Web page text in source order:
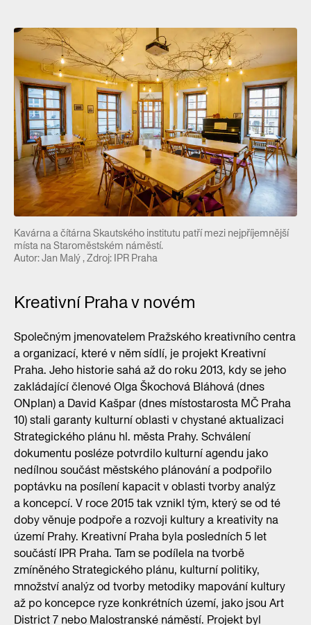
Kavárna a čítárna Skautského institutu patří mezi nejpříjemnější
místa na Staroměstském náměstí.
Autor: Jan Malý , Zdroj: IPR Praha
Kreativní Praha v novém
Společným jmenovatelem Pražského kreativního centra
a organizací, které v něm sídlí, je projekt Kreativní
Praha. Jeho historie sahá až do roku 2013, kdy se jeho
zakládající členové Olga Škochová Bláhová (dnes
ONplan) a David Kašpar (dnes místostarosta MČ Praha
10) stali garanty kulturní oblasti v chystané aktualizaci
Strategického plánu hl. města Prahy. Schválení
dokumentu posléze potvrdilo kulturní agendu jako
nedílnou součást městského plánování a podpořilo
poptávku na posílení kapacit v oblasti tvorby analýz
a koncepcí. V roce 2015 tak vznikl tým, který se od té
doby věnuje podpoře a rozvoji kultury a kreativity na
území Prahy. Kreativní Praha byla posledních 5 let
součástí IPR Praha. Tam se podílela na tvorbě
zmíněného Strategického plánu, kulturní politiky,
množství analýz od tvorby metodiky mapování kultury
až po koncepce ryze konkrétních území, jako jsou Art
District 7 nebo Malostranské náměstí. Projekt byl